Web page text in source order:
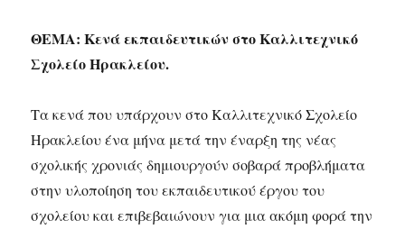
ΘΕΜΑ: Κενά εκπαιδευτικών στo Καλλιτεχνικό
Σχολείο Ηρακλείου.
Τα κενά που υπάρχουν στο Καλλιτεχνικό Σχολείο
Ηρακλείου ένα μήνα μετά την έναρξη της νέας
σχολικής χρονιάς δημιουργούν σοβαρά προβλήματα
στην υλοποίηση του εκπαιδευτικού έργου του
σχολείου και επιβεβαιώνουν για μια ακόμη φορά την